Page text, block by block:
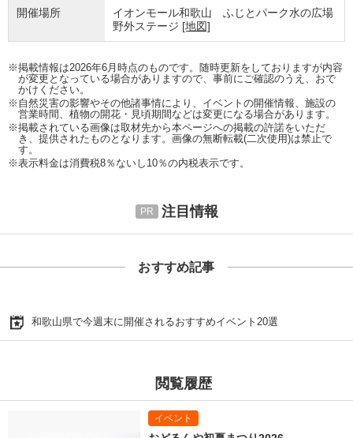
開催場所
イオンモール和歌山 ふじとパーク水の広場
野外ステージ [地図]
※掲載情報は2026年6月時点のものです。随時更新をしておりますが内容
が変更となっている場合がありますので、事前にご確認のうえ、おで
かけください。
※自然災害の影響やその他諸事情により、イベントの開催情報、施設の
営業時間、植物の開花・見頃期間などは変更になる場合があります。
※掲載されている画像は取材先から本ページへの掲載の許諾をいただ
き、提供されたものとなります。画像の無断転載(二次使用)は禁止で
す。
※表示料金は消費税8％ないし10％の内税表示です。
注目情報
おすすめ記事
和歌山県で今週末に開催されるおすすめイベント20選
閲覧履歴